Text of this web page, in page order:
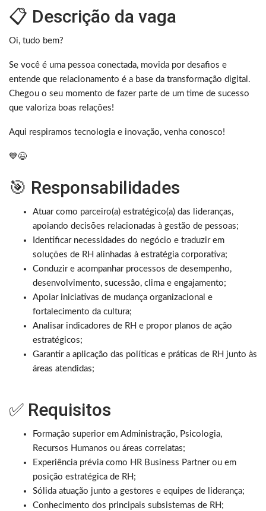
📋 Descrição da vaga
Oi, tudo bem?
Se você é uma pessoa conectada, movida por desafios e
entende que relacionamento é a base da transformação digital.
Chegou o seu momento de fazer parte de um time de sucesso
que valoriza boas relações!
Aqui respiramos tecnologia e inovação, venha conosco!
💙😉
🎯 Responsabilidades
Atuar como parceiro(a) estratégico(a) das lideranças,
apoiando decisões relacionadas à gestão de pessoas;
Identificar necessidades do negócio e traduzir em
soluções de RH alinhadas à estratégia corporativa;
Conduzir e acompanhar processos de desempenho,
desenvolvimento, sucessão, clima e engajamento;
Apoiar iniciativas de mudança organizacional e
fortalecimento da cultura;
Analisar indicadores de RH e propor planos de ação
estratégicos;
Garantir a aplicação das políticas e práticas de RH junto às
áreas atendidas;
✅ Requisitos
Formação superior em Administração, Psicologia,
Recursos Humanos ou áreas correlatas;
Experiência prévia como HR Business Partner ou em
posição estratégica de RH;
Sólida atuação junto a gestores e equipes de liderança;
Conhecimento dos principais subsistemas de RH;